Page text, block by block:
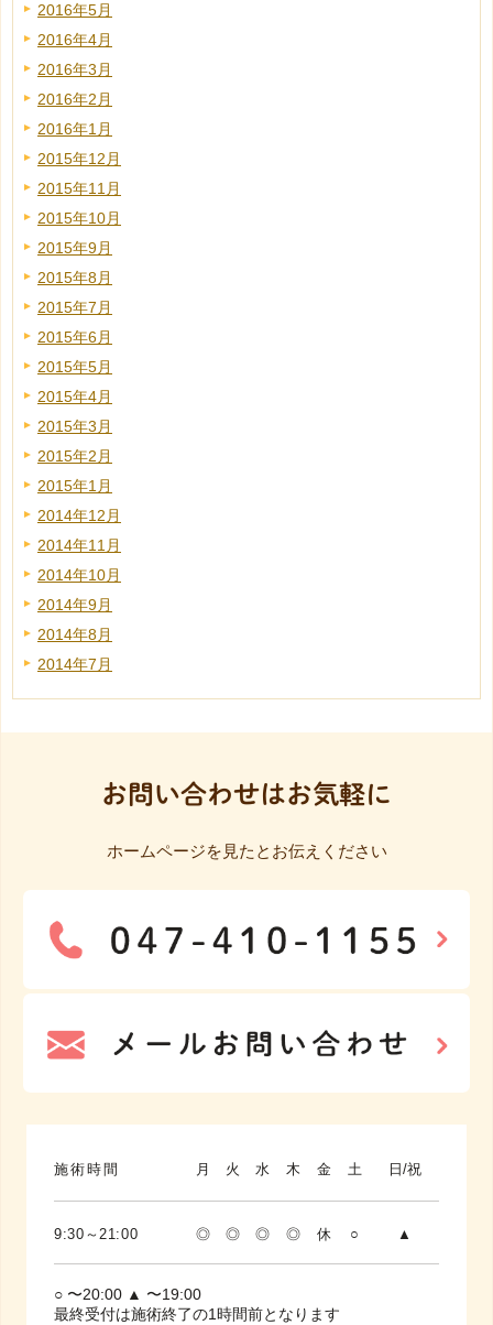
2016年5月
2016年4月
2016年3月
2016年2月
2016年1月
2015年12月
2015年11月
2015年10月
2015年9月
2015年8月
2015年7月
2015年6月
2015年5月
2015年4月
2015年3月
2015年2月
2015年1月
2014年12月
2014年11月
2014年10月
2014年9月
2014年8月
2014年7月
お問い合わせはお気軽に
ホームページを見たとお伝えください
施術時間 月 火 水 木 金 土 日/祝
9:30～21:00 ◎ ◎ ◎ ◎ 休 ○ ▲
○ 〜20:00 ▲ 〜19:00
最終受付は施術終了の1時間前となります